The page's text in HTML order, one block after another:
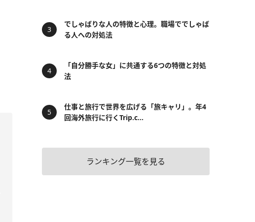
でしゃばりな人の特徴と心理。職場ででしゃば
る人への対処法
「自分勝手な女」に共通する6つの特徴と対処
法
仕事と旅行で世界を広げる「旅キャリ」。年4
回海外旅行に行くTrip.c...
ランキング一覧を見る